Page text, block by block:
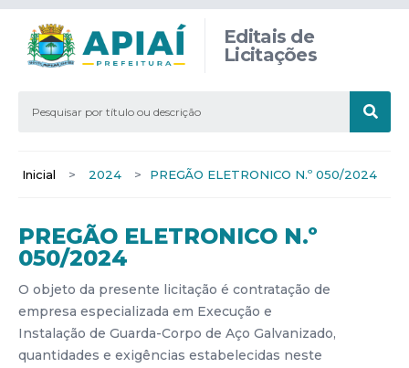
Editais de
Licitações
Inicial > 2024 > PREGÃO ELETRONICO N.º 050/2024
PREGÃO ELETRONICO N.º
050/2024
O objeto da presente licitação é contratação de
empresa especializada em Execução e
Instalação de Guarda-Corpo de Aço Galvanizado,
quantidades e exigências estabelecidas neste